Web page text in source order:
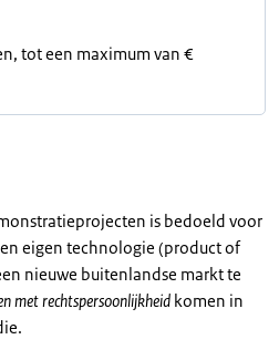
tot een maximum van €
is bedoeld voor
eigen technologie (product of
nieuwe buitenlandse markt te
met rechtspersoonlijkheid komen in